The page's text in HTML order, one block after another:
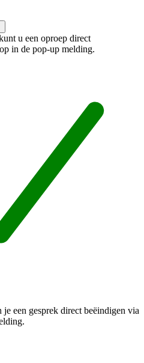
u een oproep direct
in de pop-up melding.
een gesprek direct beëindigen via